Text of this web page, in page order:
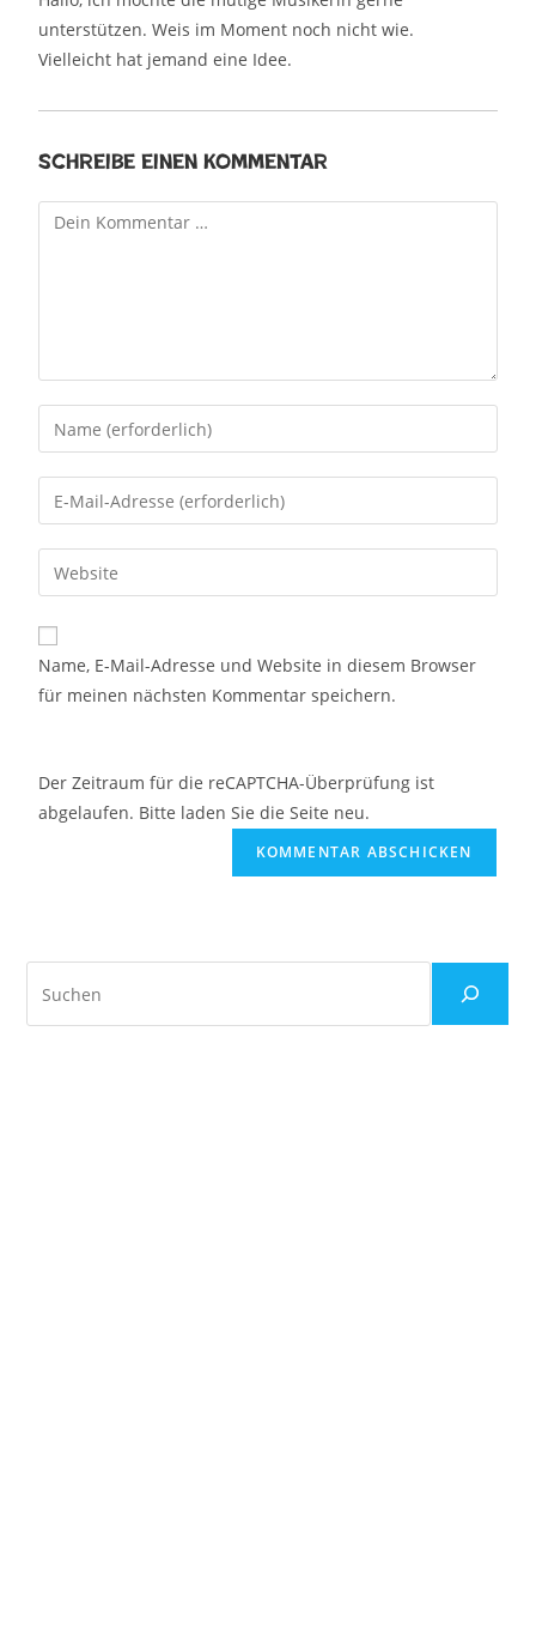
unterstützen. Weis im Moment noch nicht wie.
Vielleicht hat jemand eine Idee.
Schreibe einen Kommentar
Name, E-Mail-Adresse und Website in diesem Browser
für meinen nächsten Kommentar speichern.
Der Zeitraum für die reCAPTCHA-Überprüfung ist
abgelaufen. Bitte laden Sie die Seite neu.